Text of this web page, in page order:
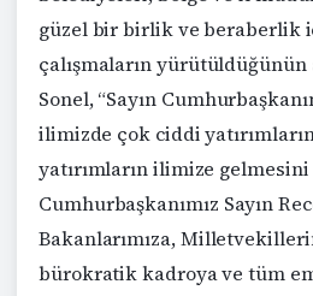
güzel bir birlik ve beraberlik
çalışmaların yürütüldüğünün
Sonel, “Sayın
ilimizde çok ciddi
yatırımların ilimize
Cumhurbaşkanımız Sayın
Bakanlarımıza,
bürokratik kadroya ve tüm